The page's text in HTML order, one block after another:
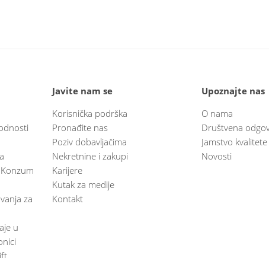
za
u
Javite nam se
Korisnička podrška
Pronađite nas
Poziv dobavljačima
Nekretnine i zakupi
Karijere
Kutak za medije
Kontakt
Upoznajte nas
O nama
Društvena
Jamstvo kvalitete
Novosti